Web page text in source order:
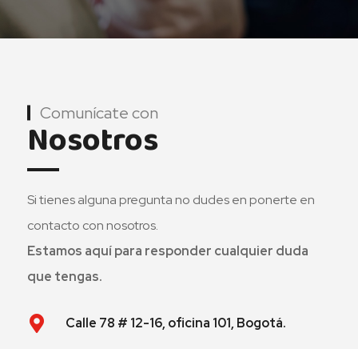
Comunícate con
Nosotros
Si tienes alguna pregunta no dudes en ponerte en
contacto con nosotros.
Estamos aquí para responder cualquier duda
que tengas.
Calle 78 # 12-16, oficina 101, Bogotá.